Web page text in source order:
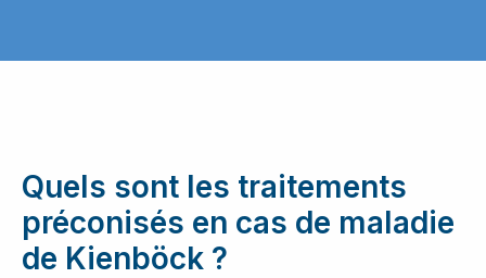
Quels sont les traitements
préconisés en cas de maladie
de Kienböck ?